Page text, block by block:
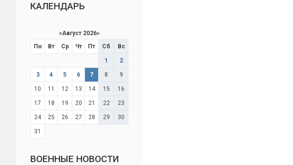
КАЛЕНДАРЬ
«Август 2026»
Пн
Вт Ср Чт Пт Сб Вс
1 2
3 4 5 6 7 8 9
10 11 12 13 14 15 16
17 18 19 20 21 22 23
24 25 26 27 28 29 30
31
ВОЕННЫЕ НОВОСТИ